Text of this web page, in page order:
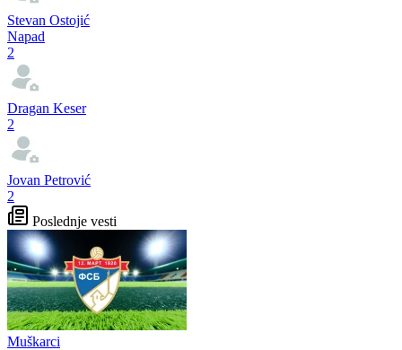
Stevan Ostojić
Napad
2
Dragan Keser
2
Jovan Petrović
2
Poslednje vesti
Muškarci